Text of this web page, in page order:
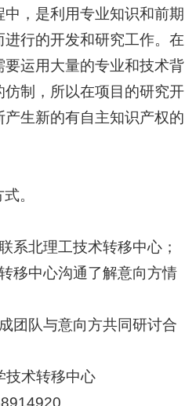
中，是利用专业知识和前期
行的开发和研究工作。在
运用大量的专业和技术背
制，所以在项目的研究开
生新的有自主知识产权的
。
系北理工技术转移中心；
移中心沟通了解意向方情
团队与意向方共同研讨合
术转移中心